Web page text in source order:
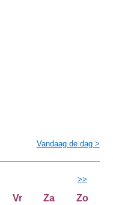
Vandaag de dag >
>>
Vr Za
Zo